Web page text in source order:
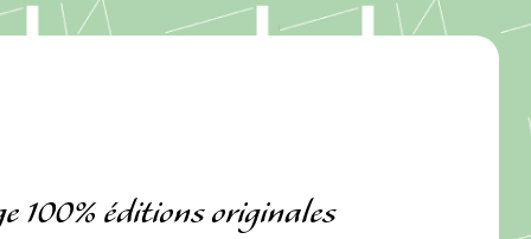
100% éditions originales